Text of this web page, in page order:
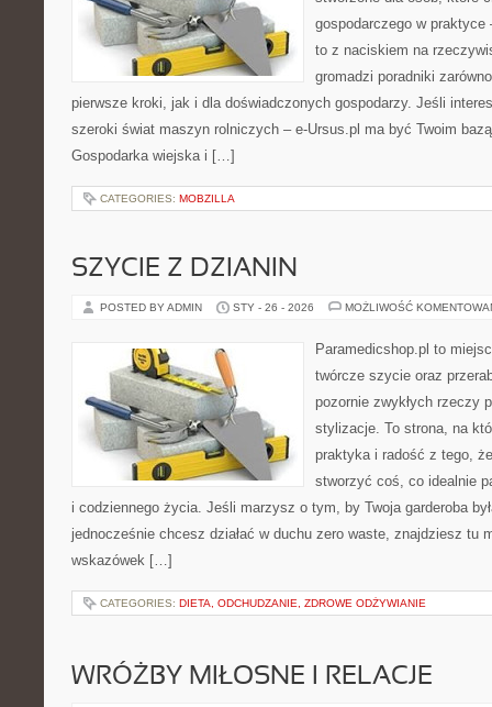
gospodarczego w
to z naciskiem na
gromadzi poradniki
pierwsze kroki, jak i dla doświadczonych gospodarzy. Jeśli
szeroki świat maszyn rolniczych – e-Ursus.pl ma być Twoim
Gospodarka wiejska i […]
CATEGORIES: MOBZILLA
SZYCIE Z DZIANIN
POSTED BY ADMIN STY - 26 - 2026 MOŻLIWOŚĆ
Paramedicshop.pl to
twórcze szycie oraz
pozornie zwykłych rzeczy
stylizacje. To strona, na
praktyka i radość z tego,
stworzyć coś, co idealnie
i codziennego życia. Jeśli marzysz o tym, by Twoja garderoba
jednocześnie chcesz działać w duchu zero waste, znajdziesz tu
wskazówek […]
CATEGORIES: DIETA, ODCHUDZANIE, ZDROWE ODŻYWIANIE
WRÓŻBY MIŁOSNE I RELACJE